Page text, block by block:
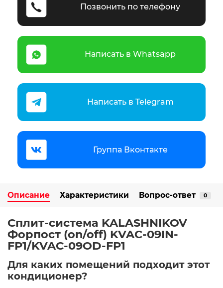
Позвонить по телефону
Написать в Whatsapp
Написать в Telegram
Группа Вконтакте
Описание Характеристики Вопрос-ответ 0
Сплит-система KALASHNIKOV
Форпост (on/off) KVAC-09IN-
FP1/KVAC-09OD-FP1
Для каких помещений подходит этот
кондиционер?